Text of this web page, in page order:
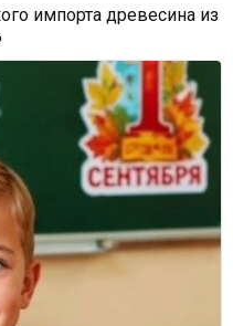
импорта древесина из